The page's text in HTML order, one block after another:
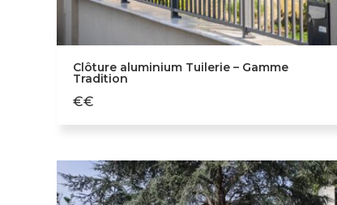
Clôture aluminium Tuilerie – Gamme
Tradition
€€